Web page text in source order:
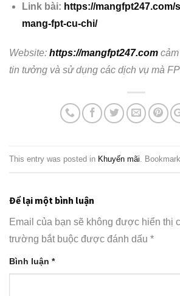
Link bài: https://mangfpt247.com/
mang-fpt-cu-chi/
Website: https://mangfpt247.com
tin tưởng và sử dụng các dịch vụ mà
This entry was posted in Khuyến mãi .
Để lại một bình luận
Email của bạn sẽ không được hiển thị
trường bắt buộc được đánh dấu *
Bình luận *